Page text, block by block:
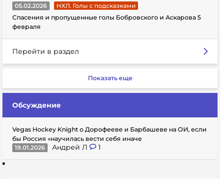
05.02.2026
НХЛ. Голы с подсказками
Спасения и пропущенные голы Бобровского и Аскарова 5
февраля
Перейти в раздел
Показать еще
Обсуждение
Vegas Hockey Knight о Дорофееве и Барбашеве на ОИ, если
бы Россия «научилась вести себя иначе
19.01.2026
Андрей Л 1